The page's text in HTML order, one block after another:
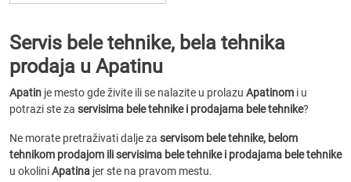
Servis bele tehnike, bela tehnika
prodaja u Apatinu
Apatin je mesto gde živite ili se nalazite u prolazu Apatinom i u
potrazi ste za servisima bele tehnike i prodajama bele tehnike?
Ne morate pretraživati dalje za servisom bele tehnike, belom
tehnikom prodajom ili servisima bele tehnike i prodajama bele tehnike
u okoliniApatina jer ste na pravom mestu.